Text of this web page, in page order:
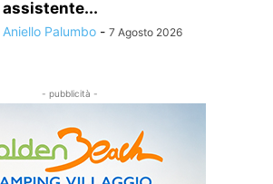
assistente...
Aniello Palumbo - 7 Agosto 2026
- pubblicità -